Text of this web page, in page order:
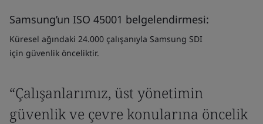
Samsung’un ISO 45001 belgelendirmesi:
Küresel ağındaki 24.000 çalışanıyla Samsung SDI
için güvenlik önceliktir.
“Çalışanlarımız, üst yönetimin
güvenlik ve çevre konularına öncelik